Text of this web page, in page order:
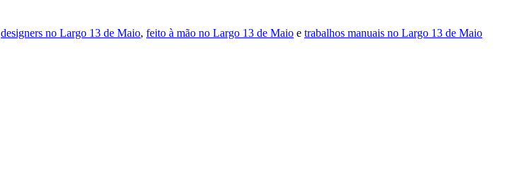
designers no Largo 13 de Maio, feito à mão no Largo 13 de Maio e trabalhos manuais no Largo 13 de Maio